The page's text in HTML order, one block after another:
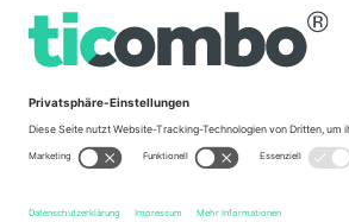
Bulgaria
Regus Sofia City West, bul
Mexico
Av Chapultepec 360, Roma
im Impressum und in den